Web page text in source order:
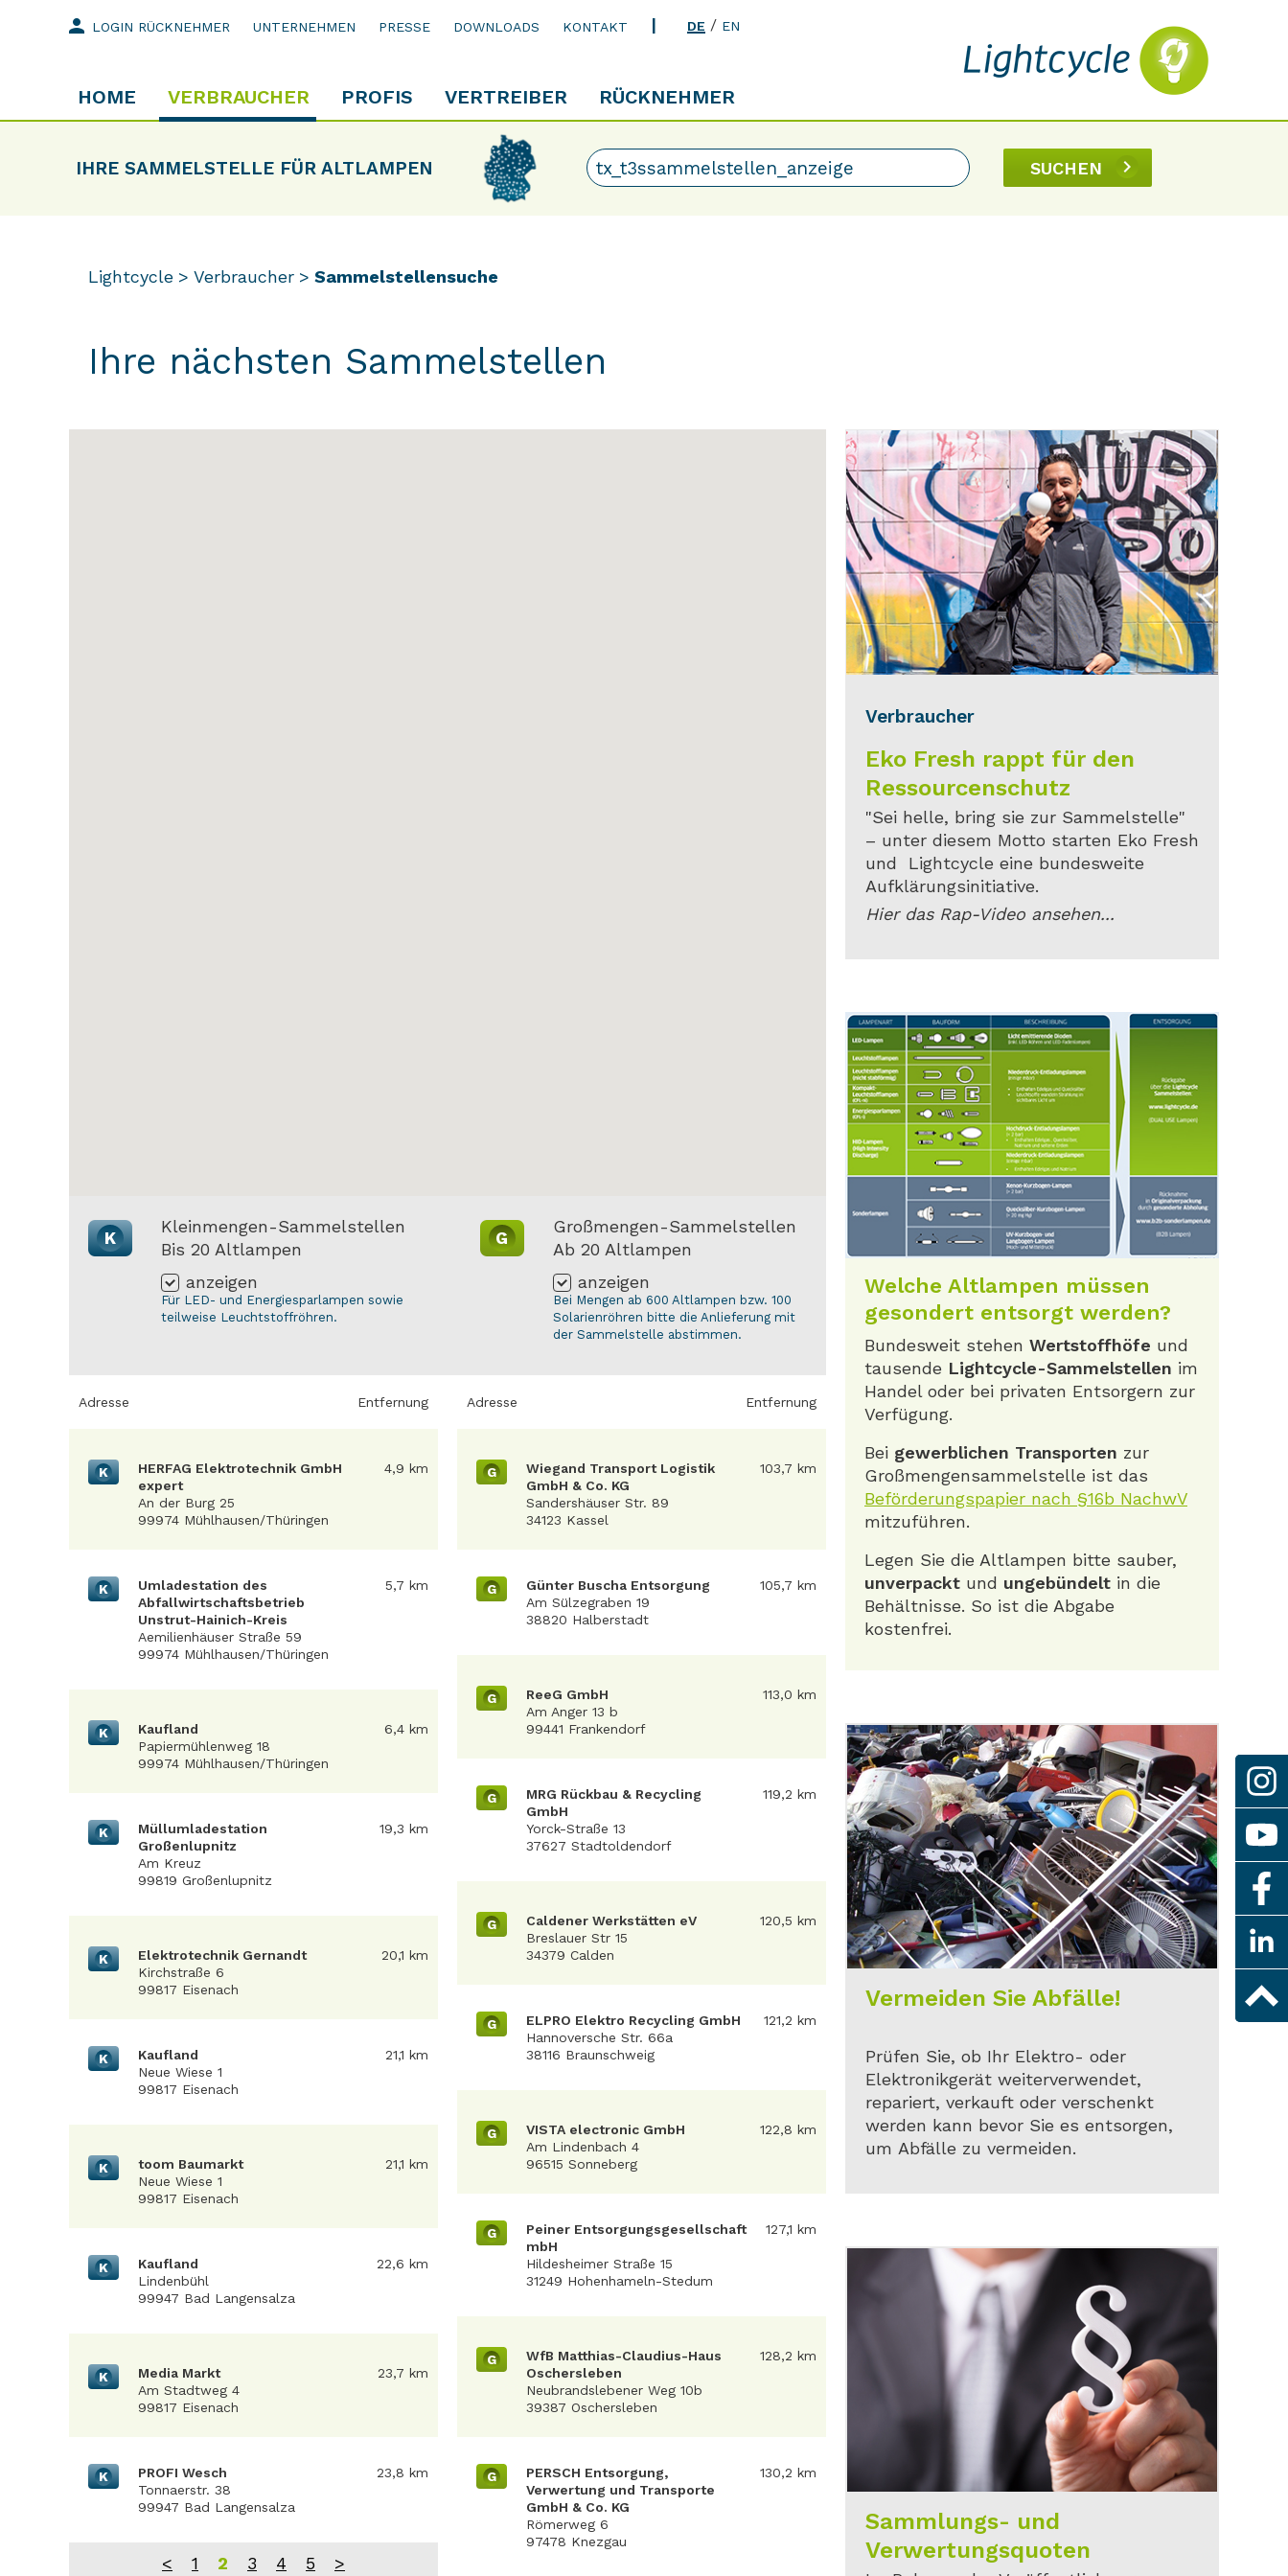
HOME VERBRAUCHER PROFIS VERTREIBER RÜCKNEHMER
person LOGIN RÜCKNEHMER UNTERNEHMEN PRESSE DOWNLOADS KONTAKT DE / EN
IHRE SAMMELSTELLE FÜR ALTLAMPEN SUCHEN
Lightcycle Verbraucher Sammelstellensuche
Ihre nächsten Sammelstellen
K
Kleinmengen-Sammelstellen
Bis 20 Altlampen
anzeigen
Für LED- und Energiesparlampen sowie
teilweise Leuchtstoffröhren.
G
Großmengen-Sammelstellen
Ab 20 Altlampen
anzeigen
Bei Mengen ab 600 Altlampen bzw. 100
Solarienröhren bitte die Anlieferung mit
der Sammelstelle abstimmen.
Adresse Entfernung
K
HERFAG Elektrotechnik GmbH
expert
An der Burg 25
99974 Mühlhausen/Thüringen
4,9 km
K
Umladestation des
Abfallwirtschaftsbetrieb
Unstrut-Hainich-Kreis
Aemilienhäuser Straße 59
99974 Mühlhausen/Thüringen
5,7 km
K
Kaufland
Papiermühlenweg 18
99974 Mühlhausen/Thüringen
6,4 km
K
Müllumladestation
Großenlupnitz
Am Kreuz
99819 Großenlupnitz
19,3 km
K
Elektrotechnik Gernandt
Kirchstraße 6
99817 Eisenach
20,1 km
K
Kaufland
Neue Wiese 1
99817 Eisenach
21,1 km
K
toom Baumarkt
Neue Wiese 1
99817 Eisenach
21,1 km
K
Kaufland
Lindenbühl
99947 Bad Langensalza
22,6 km
K
Media Markt
Am Stadtweg 4
99817 Eisenach
23,7 km
K
PROFI Wesch
Tonnaerstr. 38
99947 Bad Langensalza
23,8 km
< 1 2 3 4 5 >
Adresse Entfernung
G
Wiegand Transport Logistik
GmbH & Co. KG
Sandershäuser Str. 89
34123 Kassel
103,7 km
G
Günter Buscha Entsorgung
Am Sülzegraben 19
38820 Halberstadt
105,7 km
G
ReeG GmbH
Am Anger 13 b
99441 Frankendorf
113,0 km
G
MRG Rückbau & Recycling
GmbH
Yorck-Straße 13
37627 Stadtoldendorf
119,2 km
G
Caldener Werkstätten eV
Breslauer Str 15
34379 Calden
120,5 km
G
ELPRO Elektro Recycling GmbH
Hannoversche Str. 66a
38116 Braunschweig
121,2 km
G
VISTA electronic GmbH
Am Lindenbach 4
96515 Sonneberg
122,8 km
G
Peiner Entsorgungsgesellschaft
mbH
Hildesheimer Straße 15
31249 Hohenhameln-Stedum
127,1 km
G
WfB Matthias-Claudius-Haus
Oschersleben
Neubrandslebener Weg 10b
39387 Oschersleben
128,2 km
G
PERSCH Entsorgung,
Verwertung und Transporte
GmbH & Co. KG
Römerweg 6
97478 Knezgau
130,2 km
Verbraucher
Eko Fresh rappt für den
Ressourcenschutz
"Sei helle, bring sie zur Sammelstelle"
– unter diesem Motto starten Eko Fresh
und Lightcycle eine bundesweite
Aufklärungsinitiative.
Hier das Rap-Video ansehen...
Welche Altlampen müssen
gesondert entsorgt werden?
Bundesweit stehen Wertstoffhöfe und
tausende Lightcycle-Sammelstellen im
Handel oder bei privaten Entsorgern zur
Verfügung.
Bei gewerblichen Transporten zur
Großmengensammelstelle ist das
Beförderungspapier nach §16b NachwV
mitzuführen.
Legen Sie die Altlampen bitte sauber,
unverpackt und ungebündelt in die
Behältnisse. So ist die Abgabe
kostenfrei.
Vermeiden Sie Abfälle!
Prüfen Sie, ob Ihr Elektro- oder
Elektronikgerät weiterverwendet,
repariert, verkauft oder verschenkt
werden kann bevor Sie es entsorgen,
um Abfälle zu vermeiden.
Sammlungs- und
Verwertungsquoten